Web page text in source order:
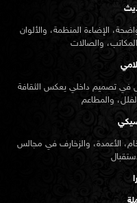
الإضاءة المنظمة، والألوان
في تصميم داخلي يعكس الثقافة
الأعمدة، والزخارف في مجالس